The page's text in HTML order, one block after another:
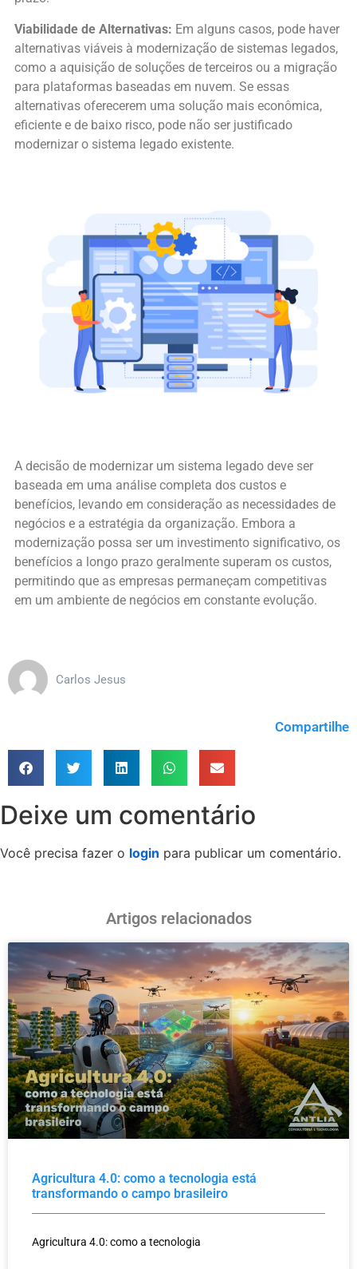
Viabilidade de Alternativas: Em alguns casos, pode haver
alternativas viáveis à modernização de sistemas legados,
como a aquisição de soluções de terceiros ou a migração
para plataformas baseadas em nuvem. Se essas
alternativas oferecerem uma solução mais econômica,
eficiente e de baixo risco, pode não ser justificado
modernizar o sistema legado existente.
A decisão de modernizar um sistema legado deve ser
baseada em uma análise completa dos custos e
benefícios, levando em consideração as necessidades de
negócios e a estratégia da organização. Embora a
modernização possa ser um investimento significativo, os
benefícios a longo prazo geralmente superam os custos,
permitindo que as empresas permaneçam competitivas
em um ambiente de negócios em constante evolução.
Carlos Jesus
Compartilhe
Deixe um comentário
Você precisa fazer o login para publicar um comentário.
Artigos relacionados
Agricultura 4.0: como a tecnologia está
transformando o campo brasileiro
Agricultura 4.0: como a tecnologia